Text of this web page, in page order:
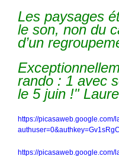
Les paysages
le son, non du
d’un
rando : 1 avec
le 5 juin !"
https://
https://